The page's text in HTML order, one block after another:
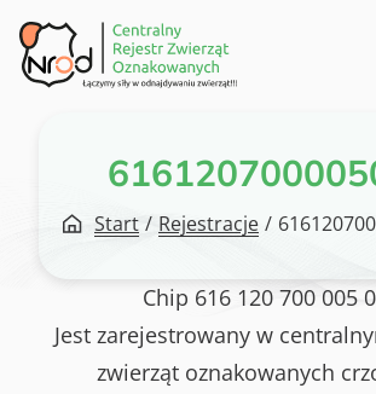
Przejdź
do
treści
Start / Rejestracje /
Chip 616 120 700 005
Jest zarejestrowany w
zwierząt oznakowanych